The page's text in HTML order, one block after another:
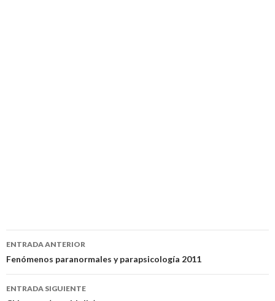
Navegación
de
entradas
ENTRADA ANTERIOR
Fenómenos paranormales y parapsicología 2011
ENTRADA SIGUIENTE